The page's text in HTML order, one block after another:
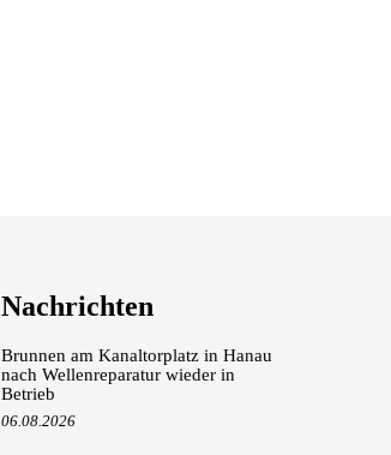
Nachrichten
Brunnen am Kanaltorplatz in Hanau
nach Wellenreparatur wieder in
Betrieb
06.08.2026